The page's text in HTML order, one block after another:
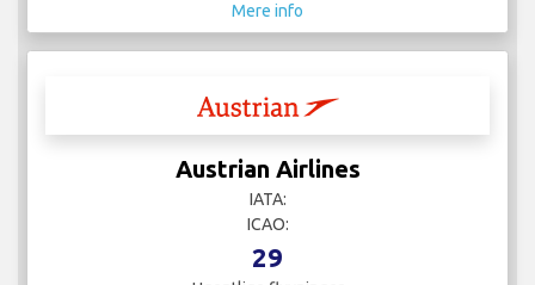
Mere info
Austrian Airlines
IATA:
ICAO:
29